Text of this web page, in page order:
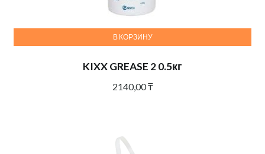
KIXX GREASE 2 0.5кг
2140,00₸
В КОРЗИНУ